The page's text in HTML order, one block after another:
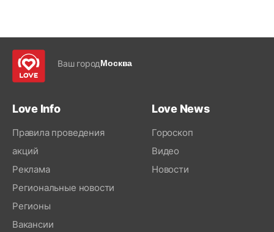
Ваш городМосква
Love Info
Правила проведения
акций
Реклама
Региональные новости
Регионы
Вакансии
Love News
Гороскоп
Видео
Новости